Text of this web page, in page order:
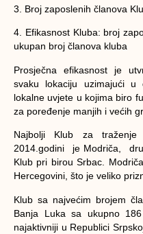
3. Broj zaposlenih članova
4. Efikasnost Kluba: broj
ukupan broj članova kluba
Prosječna efikasnost je
svaku lokaciju uzimajući u
lokalne uvjete u kojima biro
za poređenje manjih i većih
Najbolji Klub za
2014.godini je Modriča,
Klub pri birou Srbac.
Hercegovini, što je veliko
Klub sa najvećim brojem
Banja Luka sa ukupno
najaktivniji u Republici